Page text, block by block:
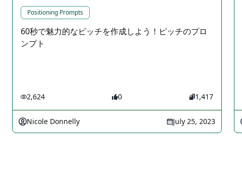
Positioning Prompts
60秒で魅力的なピッチを作成しよう！ピッチのプロ
ンプト
2,624 0 1,417
Nicole Donnelly July 25, 2023